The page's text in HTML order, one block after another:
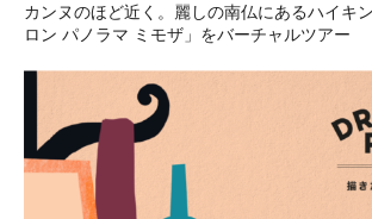
カンヌのほど近く。麗しの南仏にあるハイキ
ロン パノラマ ミモザ」をバーチャルツアー